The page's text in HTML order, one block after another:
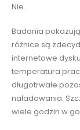
Nie.
Badania
różnice są
internetowe
temperatura
długotrwałe
naładowania.
wiele godzin w